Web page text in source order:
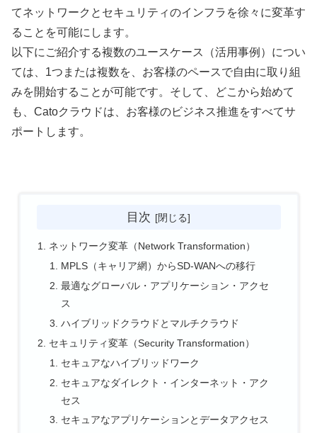
てネットワークとセキュリティのインフラを徐々に変革す
ることを可能にします。
以下にご紹介する複数のユースケース（活用事例）につい
ては、1つまたは複数を、お客様のペースで自由に取り組
みを開始することが可能です。そして、どこから始めて
も、Catoクラウドは、お客様のビジネス推進をすべてサ
ポートします。
目次
ネットワーク変革（Network Transformation）
MPLS（キャリア網）からSD-WANへの移行
最適なグローバル・アプリケーション・アクセ
ス
ハイブリッドクラウドとマルチクラウド
セキュリティ変革（Security Transformation）
セキュアなハイブリッドワーク
セキュアなダイレクト・インターネット・アク
セス
セキュアなアプリケーションとデータアクセス